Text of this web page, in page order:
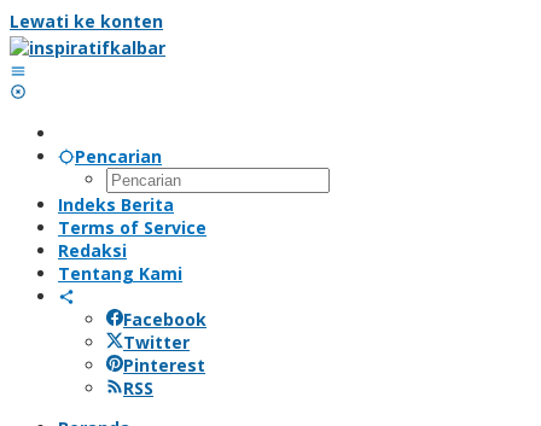
Lewati ke konten
Pencarian
Indeks Berita
Terms of Service
Redaksi
Tentang Kami
Facebook
Twitter
Pinterest
RSS